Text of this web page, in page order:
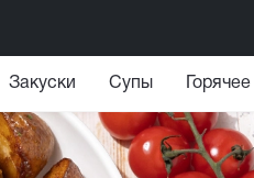
Закуски Супы Горячее